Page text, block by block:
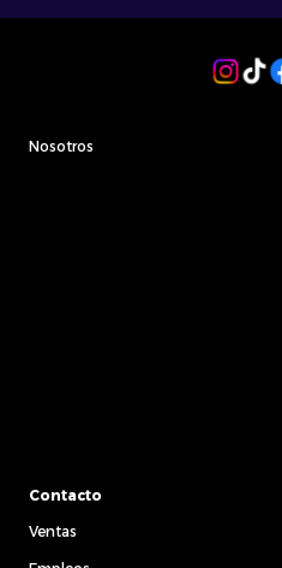
Nosotros
Contacto
Ventas